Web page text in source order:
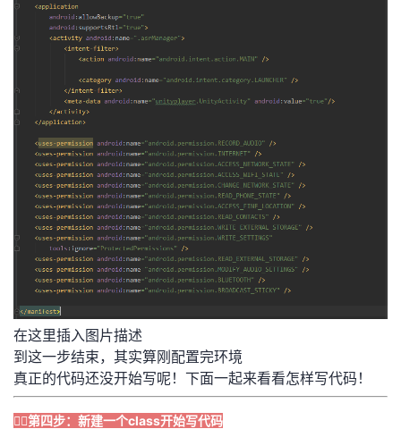
在这里插入图片描述
到这一步结束，其实算刚配置完环境
真正的代码还没开始写呢！下面一起来看看怎样写代码！
🏳️‍🌈第四步：新建一个class开始写代码